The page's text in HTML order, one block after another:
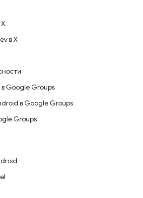
в X
Google Groups
в Google Groups
Groups